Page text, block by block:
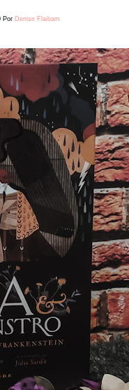
Por Denise Flaibam